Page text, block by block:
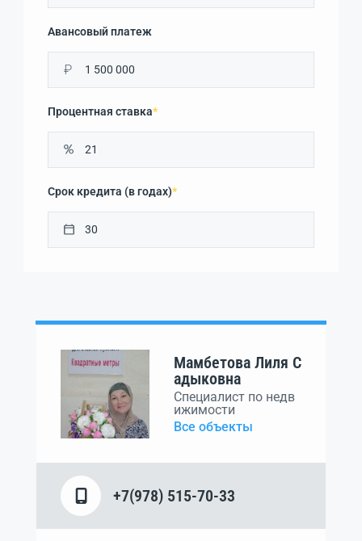
Авансовый платеж
₽
Процентная ставка*
Срок кредита (в годах)*
Мамбетова Лиля С
адыковна
Специалист по недв
ижимости
Все объекты
+7(978) 515-70-33